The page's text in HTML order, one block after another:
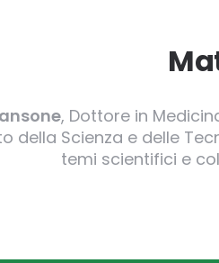
, Dottore in
della Scienza e delle
temi scientifici e